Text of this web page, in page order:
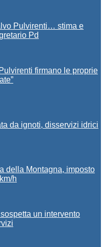
Pulvirenti… stima e
Pd
firmano le proprie
da ignoti, disservizi idrici
della Montagna, imposto
h
un intervento